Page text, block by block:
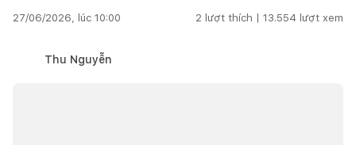
27/06/2026, lúc 10:00 2 lượt thích | 13.554 lượt xem
Thu Nguyễn